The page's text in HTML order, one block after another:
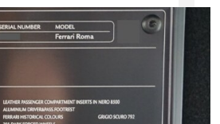
spéciale
dolor sit amet, consectetur
vel nibh. Sed aliquam varius feugiat.
Mauris et malesuada augue.